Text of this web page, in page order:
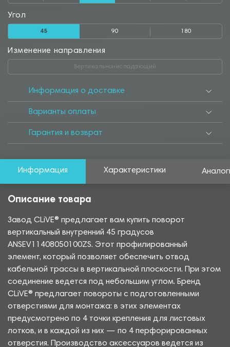
Угол
45 90 180
Изменение направления
Вертикальнониспадающий
Информация о доставке
Варианты оплаты
Гарантия и возврат
Информация Характеристики
Описание товара
Завод CLiVE® предлагает вам купить поворот
вертикальный внутренний 45 градусов
ANSEV11408050100ZS. Этот профилированный
элемент, который позволяет обеспечить отвод
кабельной трассы в вертикальной плоскости. При этом
соединение ведется под небольшим углом. Бренд
CLiVE® предлагает повороты с подготовленными
отверстиями для монтажа: в этих элементах
предусмотрено по 4 точки крепления для листовых
лотков, и в каждой из них — по 4 перфорированных
отверстия. Производство аксессуаров ведется из